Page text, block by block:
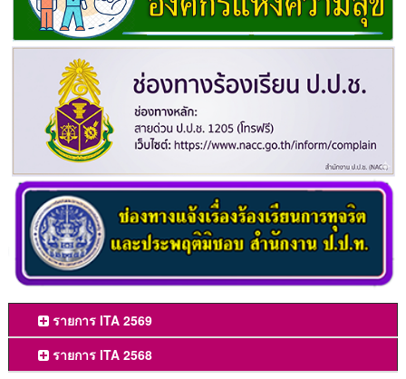
รายการ ITA 2569
รายการ ITA 2568